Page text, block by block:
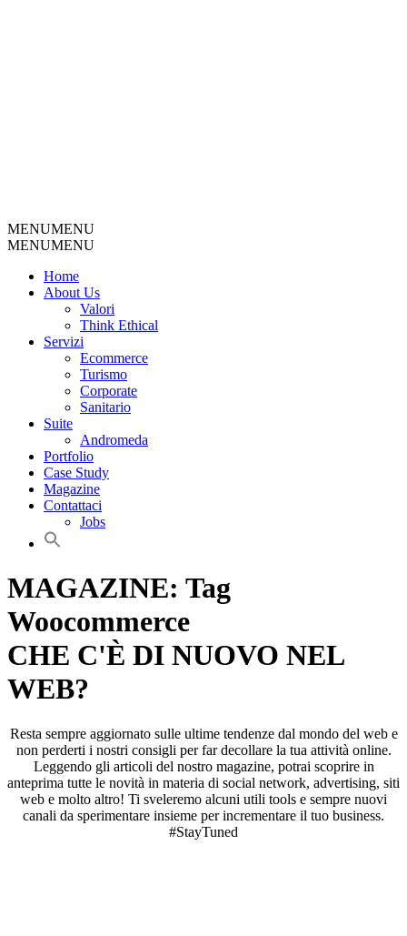
MENUMENU
MENUMENU
Home
About Us
Valori
Think Ethical
Servizi
Ecommerce
Turismo
Corporate
Sanitario
Suite
Andromeda
Portfolio
Case Study
Magazine
Contattaci
Jobs
MAGAZINE: Tag
Woocommerce
CHE C'È DI NUOVO NEL
WEB?
Resta sempre aggiornato sulle ultime tendenze dal mondo del web e
non perderti i nostri consigli per far decollare la tua attività online.
Leggendo gli articoli del nostro magazine, potrai scoprire in
anteprima tutte le novità in materia di social network, advertising, siti
web e molto altro! Ti sveleremo alcuni utili tools e sempre nuovi
canali da sperimentare insieme per incrementare il tuo business.
#StayTuned